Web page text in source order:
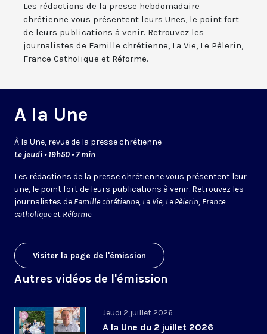
Les rédactions de la presse hebdomadaire
chrétienne vous présentent leurs Unes, le point fort
de leurs publications à venir. Retrouvez les
journalistes de Famille chrétienne, La Vie, Le Pèlerin,
France Catholique et Réforme.
A la Une
À la Une, revue de la presse chrétienne
Le jeudi • 19h50 • 7 min
Les rédactions de la presse chrétienne vous présentent leur
une, le point fort de leurs publications à venir. Retrouvez les
journalistes de Famille chrétienne, La Vie, Le Pèlerin, France
catholiqueet Réforme.
Visiter la page de l'émission
Autres vidéos de l'émission
Jeudi 2 juillet 2026
A la Une du 2 juillet 2026